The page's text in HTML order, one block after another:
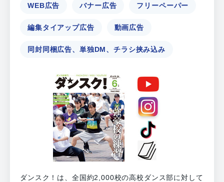
WEB広告 バナー広告 フリーペーパー
編集タイアップ広告 動画広告
同封同梱広告、単独DM、チラシ挟み込み
ダンスク！は、全国約2,000校の高校ダンス部に対して